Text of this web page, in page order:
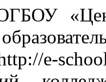
e-